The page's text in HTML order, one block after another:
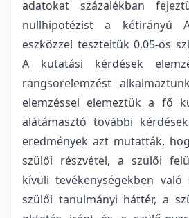
adatokat százalékban
nullhipotézist a kétirányú
eszközzel teszteltük 0,05-ös
A kutatási kérdések
rangsorelemzést
elemzéssel elemeztük a fő
alátámasztó további
eredmények azt mutatták,
szülői részvétel, a szülői
kívüli tevékenységekben
szülői tanulmányi háttér, a